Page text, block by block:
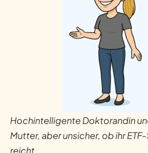
Hochintelligente Doktorandin
Mutter, aber unsicher, ob ihr
reicht.